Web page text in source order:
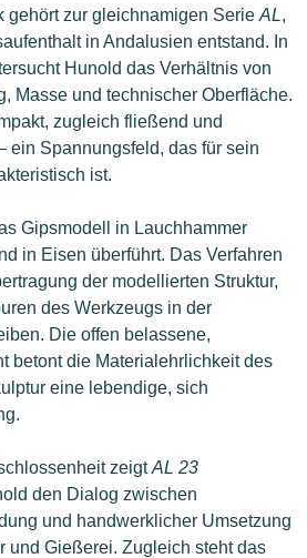
gehört zur gleichnamigen Serie AL,
in Andalusien entstand. In
Hunold das Verhältnis von
Masse und technischer Oberfläche.
zugleich fließend und
ein Spannungsfeld, das für sein
ist.
Gipsmodell in Lauchhammer
in Eisen überführt. Das Verfahren
der modellierten Struktur,
des Werkzeugs in der
Die offen belassene,
betont die Materialehrlichkeit des
eine lebendige, sich
zeigtAL 23
den Dialog zwischen
und handwerklicher Umsetzung
und Gießerei. Zugleich steht das